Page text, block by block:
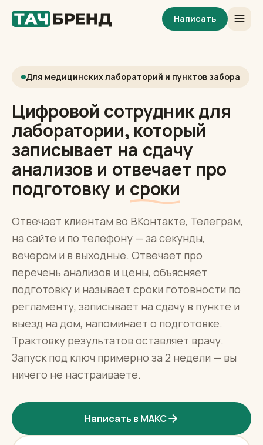
Написать
Для медицинских лабораторий и пунктов забора
Цифровой сотрудник для
лаборатории, который
записывает на сдачу
анализов и отвечает про
подготовку и сроки
Отвечает клиентам во ВКонтакте, Телеграм,
на сайте и по телефону — за секунды,
вечером и в выходные. Отвечает про
перечень анализов и цены, объясняет
подготовку и называет сроки готовности по
регламенту, записывает на сдачу в пункте и
выезд на дом, напоминает о подготовке.
Трактовку результатов оставляет врачу.
Запуск под ключ примерно за 2 недели — вы
ничего не настраиваете.
Написать в МАКС